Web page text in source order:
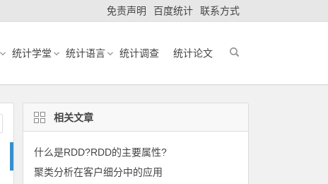
免责声明 百度统计 联系方式
统计学堂 统计语言 统计调查 统计论文
相关文章
什么是RDD?RDD的主要属性?
聚类分析在客户细分中的应用